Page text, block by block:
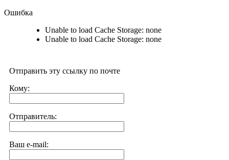
Ошибка
Unable to load Cache Storage: none
Unable to load Cache Storage: none
Отправить эту ссылку по почте
Кому:
Отправитель:
Ваш e-mail: